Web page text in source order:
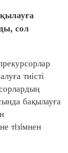
сол
тиісті
бақылауға
тiзiмнен